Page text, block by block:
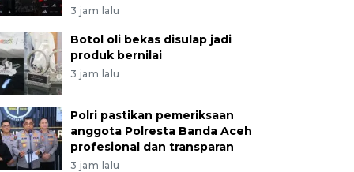
3 jam lalu
Botol oli bekas disulap jadi
produk bernilai
3 jam lalu
Polri pastikan pemeriksaan
anggota Polresta Banda Aceh
profesional dan transparan
3 jam lalu